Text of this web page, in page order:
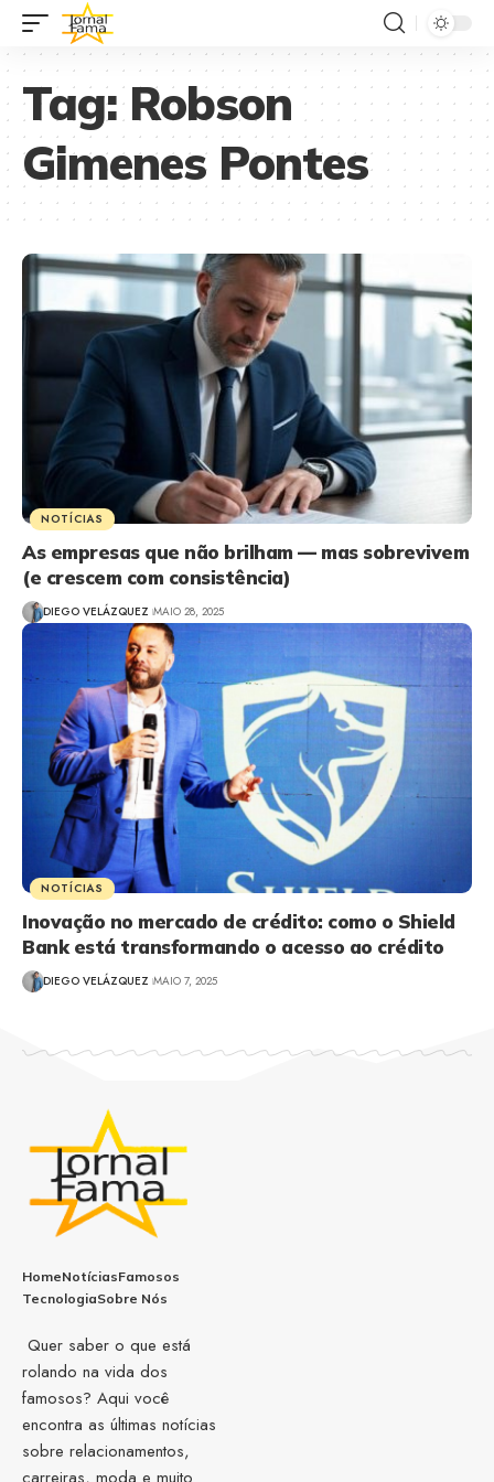
Tag:Robson
Gimenes Pontes
NOTÍCIAS
As empresas que não brilham — mas sobrevivem
(e crescem com consistência)
DIEGO VELÁZQUEZ MAIO 28, 2025
NOTÍCIAS
Inovação no mercado de crédito: como o Shield
Bank está transformando o acesso ao crédito
DIEGO VELÁZQUEZ MAIO 7, 2025
HomeNotíciasFamosos
TecnologiaSobre Nós
Quer saber o que está
rolando na vida dos
famosos? Aqui você
encontra as últimas notícias
sobre relacionamentos,